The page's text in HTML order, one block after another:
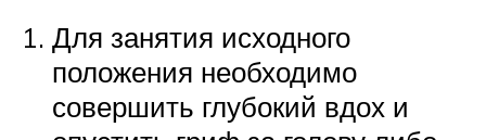
Для занятия исходного
положения необходимо
совершить глубокий вдох и